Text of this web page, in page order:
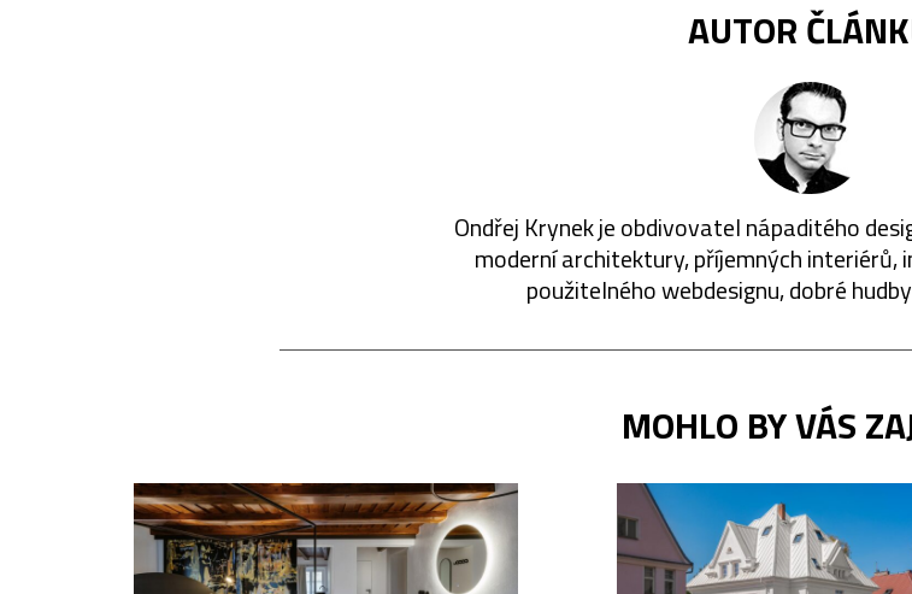
AUTOR
Ondřej Krynek je obdivovatel nápaditého
moderní architektury, příjemných interiérů,
použitelného webdesignu, dobré
MOHLO BY VÁS